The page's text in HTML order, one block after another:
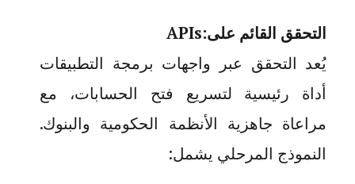
التحقق القائم علىAPIs:
يُعد التحقق عبر واجهات برمجة التطبيقات
أداة رئيسية لتسريع فتح الحسابات، مع
مراعاة جاهزية الأنظمة الحكومية والبنوك.
النموذج المرحلي يشمل: